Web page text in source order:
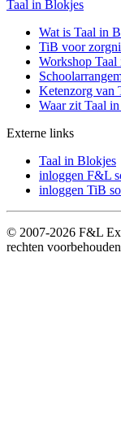
Taal in Blokjes
Wat is Taal in
TiB voor
Workshop
Ketenzorg van
Waar zit Taal
Externe links
Taal in Blokjes
inloggen F&L
inloggen TiB
© 2007-2026 F&L
rechten